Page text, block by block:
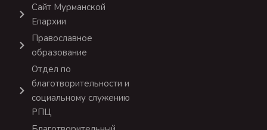
Сайт Мурманской
Епархии
Православное
образование
Отдел по
благотворительности и
социальному служению
РПЦ